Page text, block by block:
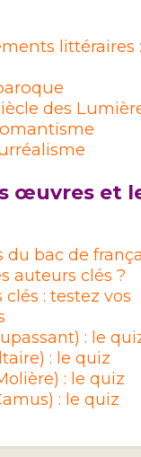
littéraires
des
œuvres et
du bac de
auteurs clés ?
: testez vos
: le
: le quiz
: le quiz
: le quiz